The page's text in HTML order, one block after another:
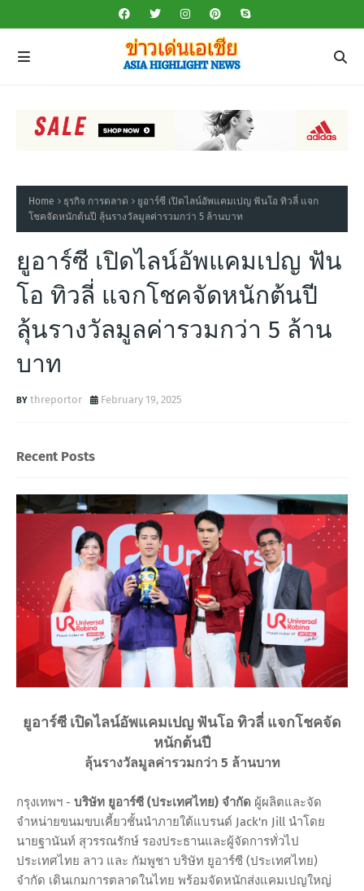
Home ธุรกิจ การตลาด
ยูอาร์ซี เปิดไลน์อัพแคมเปญ ฟันโอ ทิวลี่ แจก
โชคจัดหนักต้นปี ลุ้นรางวัลมูลค่ารวมกว่า 5 ล้านบาท
ยูอาร์ซี เปิดไลน์อัพแคมเปญ ฟัน
โอ ทิวลี่ แจกโชคจัดหนักต้นปี
ลุ้นรางวัลมูลค่ารวมกว่า 5 ล้าน
บาท
threportor February 19, 2025
Recent Posts
ยูอาร์ซี เปิดไลน์อัพแคมเปญ ฟันโอ ทิวลี่ แจกโชคจัด
หนักต้นปี
ลุ้นรางวัลมูลค่ารวมกว่า 5 ล้านบาท
กรุงเทพฯ - บริษัท ยูอาร์ซี (ประเทศไทย) จำกัด ผู้ผลิตและจัด
จำหน่ายขนมขบเคี้ยวชั้นนำภายใต้แบรนด์ Jack'n Jill นำโดย
นายฐานันท์ สุวรรณรักษ์ รองประธานและผู้จัดการทั่วไป
ประเทศไทย ลาว และ กัมพูชา บริษัท ยูอาร์ซี (ประเทศไทย)
จำกัด เดินเกมการตลาดในไทย พร้อมจัดหนักส่งแคมเปญใหญ่